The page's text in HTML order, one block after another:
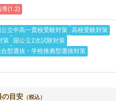
(1:2)
公立中高一貫校受験対策 高校受験対策
策
国公立2次試験対策
型選抜・学校推薦型選抜対策
の目安 （税込）